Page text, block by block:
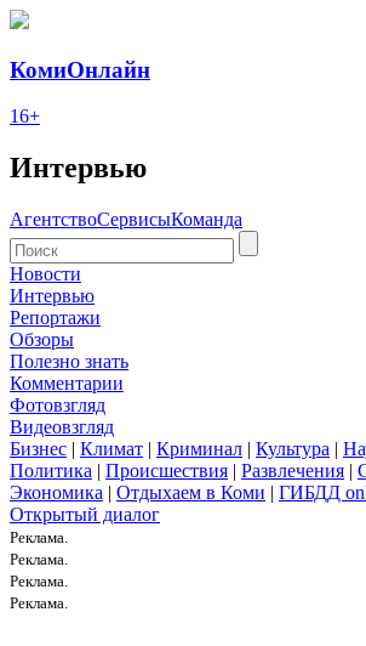
КомиОнлайн
16+
Интервью
АгентствоСервисыКоманда
Новости
Интервью
Репортажи
Обзоры
Полезно знать
Комментарии
Фотовзгляд
Видеовзгляд
Бизнес | Климат | Криминал | Культура |
Политика | Происшествия | Развлечения |
Экономика | Отдыхаем в Коми | ГИБДД
Открытый диалог
Реклама.
Реклама.
Реклама.
Реклама.